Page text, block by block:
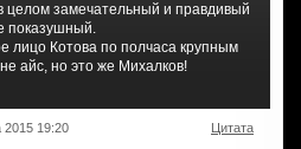
целом замечательный и правдивый
показушный.
лицо Котова по полчаса крупным
айс, но это же Михалков!
2015 19:20 Цитата